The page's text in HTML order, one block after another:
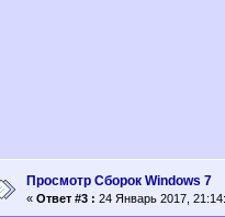
Просмотр Сборок Windows 7
« Ответ #3 : 24 Январь 2017,